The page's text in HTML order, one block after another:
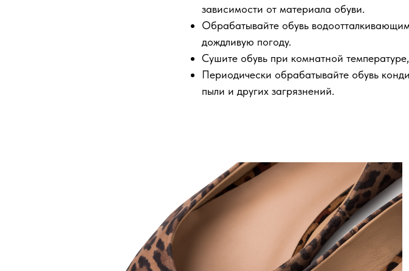
зависимости от материала обуви.
Обрабатывайте обувь
дождливую погоду.
Сушите обувь при комнатной
Периодически обрабатывайте обувь
пыли и других загрязнений.